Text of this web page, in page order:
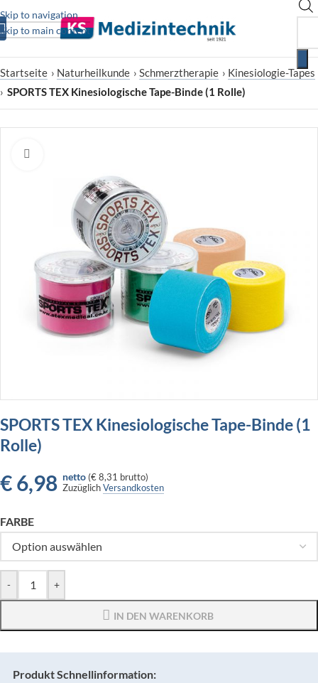
Skip to navigation
Skip to main content
Startseite › Naturheilkunde › Schmerztherapie › Kinesiologie-Tapes
› SPORTS TEX Kinesiologische Tape-Binde (1 Rolle)
SPORTS TEX Kinesiologische Tape-Binde (1
Rolle)
€6,98 netto (€ 8,31 brutto)
ZuzüglichVersandkosten
FARBE
- +
IN DEN WARENKORB
Produkt Schnellinformation: